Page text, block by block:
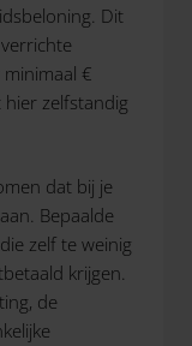
Dit
€
zelfstandig
dat bij je
Bepaalde
zelf te weinig
krijgen.
de